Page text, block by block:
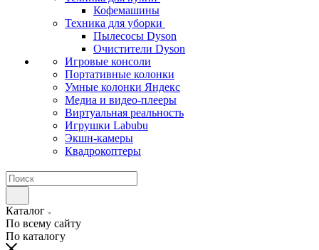
Кофемашины
Техника для уборки
Пылесосы Dyson
Очистители Dyson
Игровые консоли
Портативные колонки
Умные колонки Яндекс
Медиа и видео-плееры
Виртуальная реальность
Игрушки Labubu
Экшн-камеры
Квадрокоптеры
Каталог
По всему сайту
По каталогу